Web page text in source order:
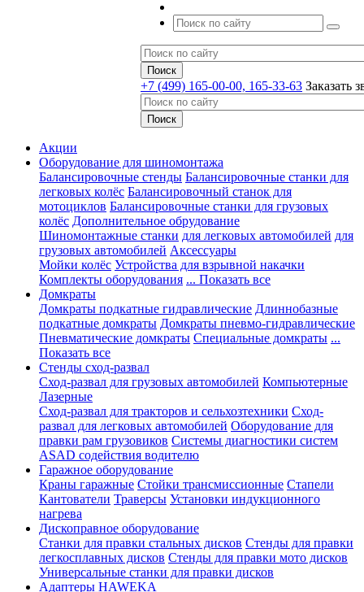
+7 (499) 165-00-00, 165-33-63 Заказать
Акции
Оборудование для шиномонтажа
Балансировочные стенды Балансировочные станки для
легковых колёс Балансировочный станок для
мотоциклов Балансировочные станки для грузовых
колёс Дополнительное обрудование
Шиномонтажные станки для легковых автомобилей для
грузовых автомобилей Аксессуары
Мойки колёс Устройства для взрывной накачки
Комплекты оборудования ... Показать все
Домкраты
Домкраты подкатные гидравлические Длиннобазные
подкатные домкраты Домкраты пневмо-гидравлические
Пневматические домкраты Специальные домкраты ...
Показать все
Стенды сход-развал
Сход-развал для грузовых автомобилей Компьютерные
Лазерные
Сход-развал для тракторов и сельхозтехники Сход-
развал для легковых автомобилей Оборудование для
правки рам грузовиков Системы диагностики систем
ASAD содействия водителю
Гаражное оборудование
Краны гаражные Стойки трансмиссионные Стапели
Кантователи Траверсы Установки индукционного
нагрева
Дископравное оборудование
Станки для правки стальных дисков Стенды для правки
легкосплавных дисков Стенды для правки мото дисков
Универсальные станки для правки дисков
Адаптеры HAWEKA